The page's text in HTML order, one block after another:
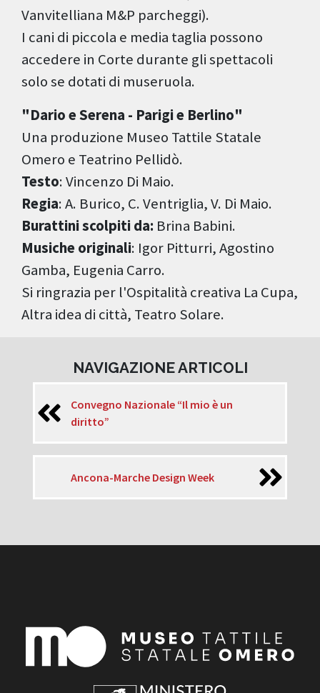
Vanvitelliana M&P parcheggi).
I cani di piccola e media taglia possono
accedere in Corte durante gli spettacoli
solo se dotati di museruola.
"Dario e Serena - Parigi e Berlino"
Una produzione Museo Tattile Statale
Omero e Teatrino Pellidò.
Testo: Vincenzo Di Maio.
Regia: A. Burico, C. Ventriglia, V. Di Maio.
Burattini scolpiti da: Brina Babini.
Musiche originali: Igor Pitturri, Agostino
Gamba, Eugenia Carro.
Si ringrazia per l'Ospitalità creativa La Cupa,
Altra idea di città, Teatro Solare.
NAVIGAZIONE ARTICOLI
Convegno Nazionale “Il mio è un
diritto”
Ancona-Marche Design Week